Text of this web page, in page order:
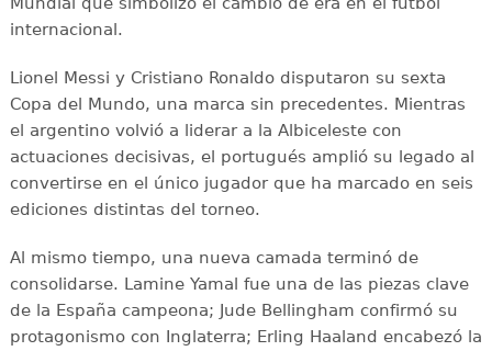
internacional.
Lionel Messi y Cristiano Ronaldo disputaron su sexta
Copa del Mundo, una marca sin precedentes. Mientras
el argentino volvió a liderar a la Albiceleste con
actuaciones decisivas, el portugués amplió su legado al
convertirse en el único jugador que ha marcado en seis
ediciones distintas del torneo.
Al mismo tiempo, una nueva camada terminó de
consolidarse. Lamine Yamal fue una de las piezas clave
de la España campeona; Jude Bellingham confirmó su
protagonismo con Inglaterra; Erling Haaland encabezó la